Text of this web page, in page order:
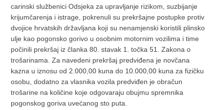
carinski službenici Odsjeka za upravljanje rizikom, suzbijanje
krijumčarenja i istrage, pokrenuli su prekršajne postupke protiv
dvojice hrvatskih državljana koji su nenamjenski koristili plinsko
ulje kao pogonsko gorivo u osobnim motornim vozilima i time
počinili prekršaj iz članka 80. stavak 1. točka 51. Zakona o
trošarinama. Za navedeni prekršaj predviđena je novčana
kazna u iznosu od 2.000,00 kuna do 10.000,00 kuna za fizičku
osobu, dodatno za vlasnika vozila predviđen je obračun
trošarine na količine koje odgovaraju obujmu spremnika
pogonskog goriva uvećanog sto puta.